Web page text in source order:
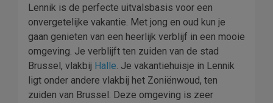
Lennik is de perfecte uitvalsbasis voor een
onvergetelijke vakantie. Met jong en oud kun je
gaan genieten van een heerlijk verblijf in een mooie
omgeving. Je verblijft ten zuiden van de stad
Brussel, vlakbij Halle. Je vakantiehuisje in Lennik
ligt onder andere vlakbij het Zoniënwoud, ten
zuiden van Brussel. Deze omgeving is zeer